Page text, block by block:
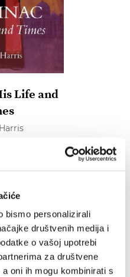
bismo personalizirali
društvenih medija i
o vašoj upotrebi
za društvene
oni ih mogu kombinirati s
Life and